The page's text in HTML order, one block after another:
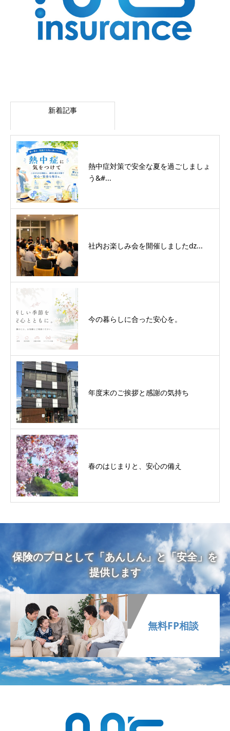
新着記事
熱中症対策で安全な夏を過ごしましょ
う&#...
社内お楽しみ会を開催しましたǳ...
今の暮らしに合った安心を。
年度末のご挨拶と感謝の気持ち
春のはじまりと、安心の備え
保険のプロとして「あんしん」と「安全」を
提供します
無料FP相談